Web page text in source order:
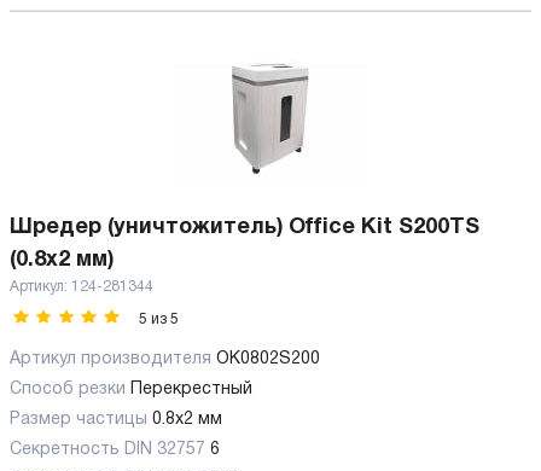
Шредер (уничтожитель) Office Kit S200TS
(0.8x2 мм)
Артикул: 124-281344
5 из 5
Артикул производителя OK0802S200
Способ резки
Перекрестный
Размер частицы 0.8x2 мм
Секретность DIN 32757 6